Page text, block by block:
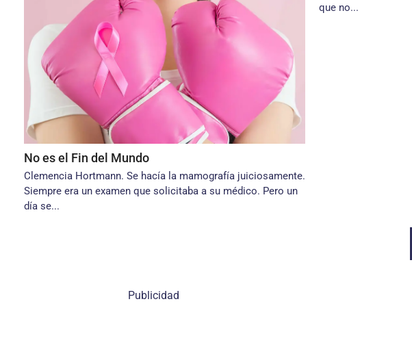
No es el Fin del Mundo
Clemencia Hortmann. Se hacía la mamografía juiciosamente.
Siempre era un examen que solicitaba a su médico. Pero un
día se...
que no...
Publicidad